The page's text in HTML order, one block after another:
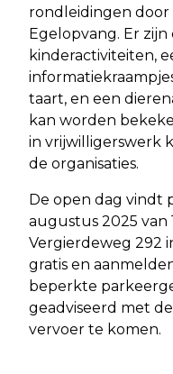
rondleidingen door
Egelopvang. Er
kinderactiviteiten,
taart, en een
kan worden
in vrijwilligerswerk
de organisaties.
De open dag vindt
augustus 2025 van
Vergierdeweg 292
gratis en
beperkte
geadviseerd met
vervoer te komen.